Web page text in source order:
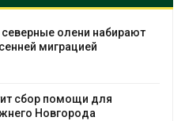
северные олени набирают
миграцией
сбор помощи для
Новгорода